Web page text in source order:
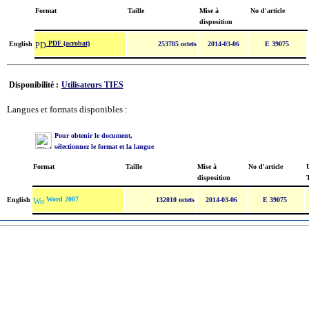
Format Taille
Mise à
disposition
No d'article
English PDF (acrobat) 253785 octets 2014-03-06 E 39075
Disponibilité : Utilisateurs TIES
Langues et formats disponibles :
Pour obtenir le document,
sélectionnez le format et la langue
Format Taille
Mise à
disposition
No d'article
English Word 2007 132010 octets 2014-03-06 E 39075